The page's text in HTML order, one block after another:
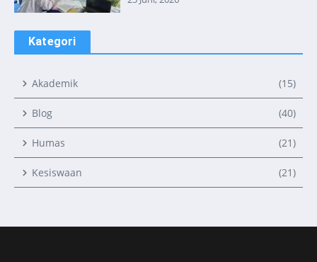
Kategori
Akademik (15)
Blog (40)
Humas (21)
Kesiswaan (21)